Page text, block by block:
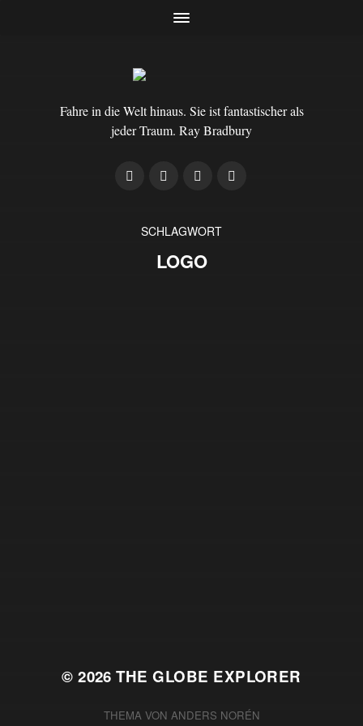
Fahre in die Welt hinaus. Sie ist fantastischer als
jeder Traum. Ray Bradbury
SCHLAGWORT
LOGO
© 2026THE GLOBE EXPLORER
THEMA VON ANDERS NORÉN